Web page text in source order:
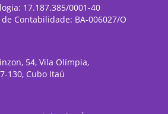
17.187.385/0001-40
Contabilidade: BA-006027/O
54, Vila Olímpia,
130, Cubo Itaú